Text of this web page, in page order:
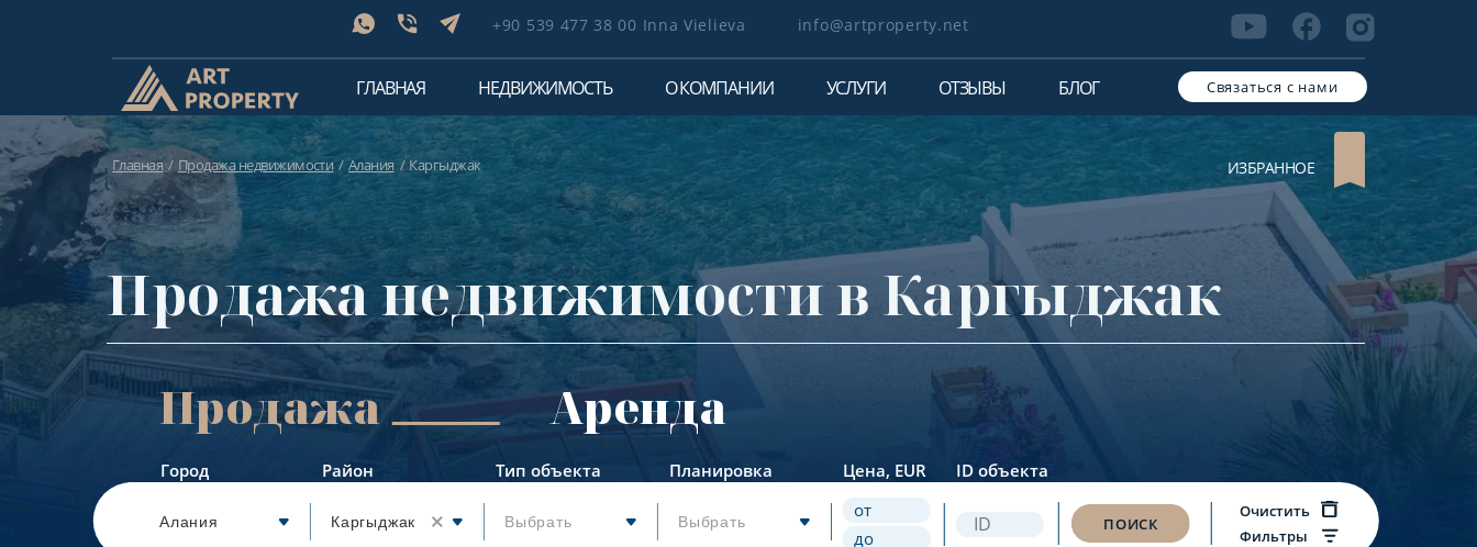
+90 539 477 38 00 Inna Vielieva info@artproperty.net
ГЛАВНАЯ НЕДВИЖИМОСТЬ О КОМПАНИИ УСЛУГИ ОТЗЫВЫ БЛОГ Связаться с нами
Главная Продажа недвижимости Алания Каргыджак ИЗБРАННОЕ
Продажа недвижимости в Каргыджак
Продажа Аренда
Город
Алания
Район
Каргыджак
Тип объекта
Выбрать
Планировка
Выбрать
Цена, EUR ID объекта
ПОИСК
Очистить
Фильтры